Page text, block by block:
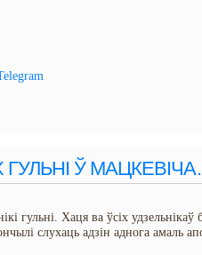
ГУЛЬНІ Ў
гульні. Хаця ва ўсіх
слухаць адзін аднога амаль